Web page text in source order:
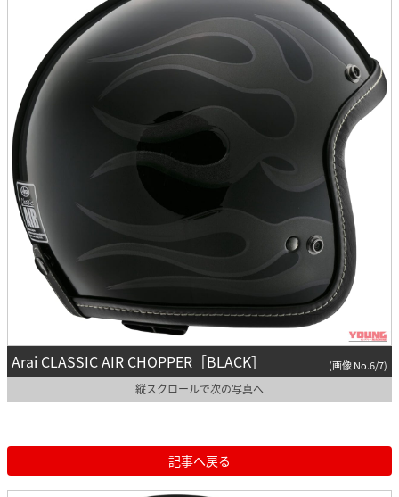
Arai CLASSIC AIR CHOPPER［BLACK］ (画像 No.6/7)
縦スクロールで次の写真へ
記事へ戻る